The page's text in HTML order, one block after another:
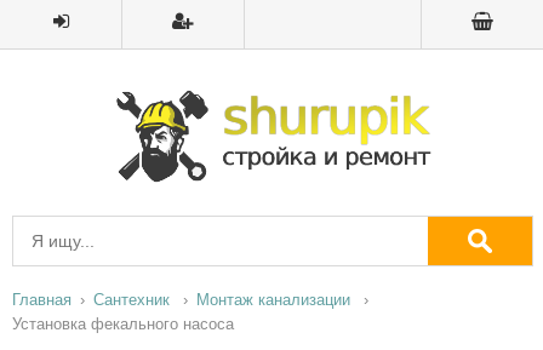
Главная Сантехник
Монтаж канализации
Установка фекального насоса